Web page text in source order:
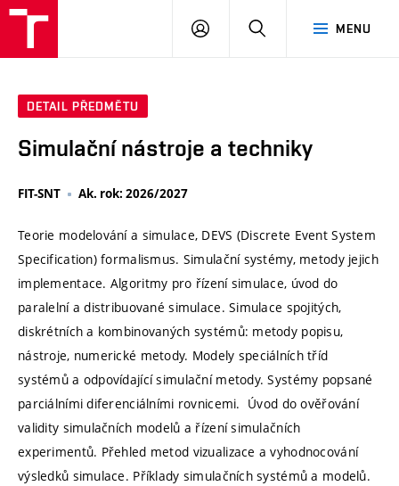
MENU
PŘIHLÁSIT
DETAIL PŘEDMĚTU
Simulační nástroje a techniky
FIT-SNT Ak. rok: 2026/2027
Teorie modelování a simulace, DEVS (Discrete Event System
Specification) formalismus. Simulační systémy, metody jejich
implementace. Algoritmy pro řízení simulace, úvod do
paralelní a distribuované simulace. Simulace spojitých,
diskrétních a kombinovaných systémů: metody popisu,
nástroje, numerické metody. Modely speciálních tříd
systémů a odpovídající simulační metody. Systémy popsané
parciálními diferenciálními rovnicemi. Úvod do ověřování
validity simulačních modelů a řízení simulačních
experimentů. Přehled metod vizualizace a vyhodnocování
výsledků simulace. Příklady simulačních systémů a modelů.